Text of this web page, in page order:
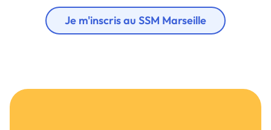
Je m'inscris au SSM Marseille